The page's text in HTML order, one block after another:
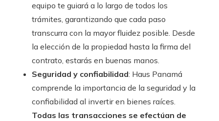
equipo te guiará a lo largo de todos los
trámites, garantizando que cada paso
transcurra con la mayor fluidez posible. Desde
la elección de la propiedad hasta la firma del
contrato, estarás en buenas manos.
Seguridad y confiabilidad: Haus Panamá
comprende la importancia de la seguridad y la
confiabilidad al invertir en bienes raíces.
Todas las transacciones se efectúan de